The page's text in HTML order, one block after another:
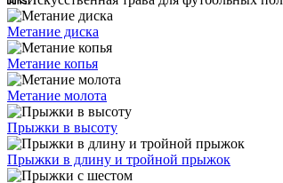
Метание диска
Метание копья
Метание молота
Прыжки в высоту
Прыжки в длину и тройной прыжок